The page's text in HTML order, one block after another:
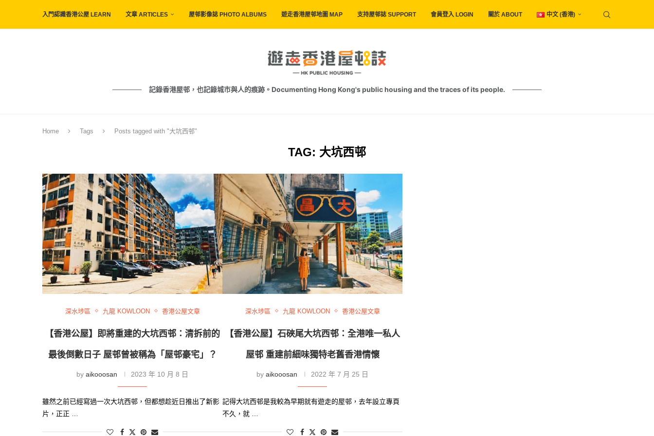
入門認識香港公屋 LEARN 文章 ARTICLES 屋邨影像誌 PHOTO ALBUMS 遊走香港屋邨地圖 MAP 支持屋邨誌 SUPPORT 會員登入 LOGIN 關於 ABOUT 中文 (香港)
記錄香港屋邨，也記錄城市與人的痕跡。Documenting Hong Kong's public housing and the traces of its people.
Home Tags Posts tagged with "大坑西邨"
TAG: 大坑西邨
深水埗區 九龍 KOWLOON 香港公屋文章
【香港公屋】即將重建的大坑西邨：清拆前的
最後倒數日子 屋邨曾被稱為「屋邨豪宅」？
by aikooosan 2023 年 10 月 8 日
雖然之前已經寫過一次大坑西邨，但都想趁近日推出了新影
片，正正 …
深水埗區 九龍 KOWLOON 香港公屋文章
【香港公屋】石硤尾大坑西邨：全港唯一私人
屋邨 重建前細味獨特老舊香港情懷
by aikooosan 2022 年 7 月 25 日
記得大坑西邨是我較為早期就有遊走的屋邨，去年設立專頁
不久，就 …